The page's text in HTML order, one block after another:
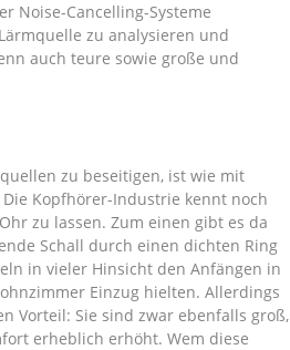
Noise-Cancelling-Systeme
zu analysieren und
auch teure sowie große und
zu beseitigen, ist wie mit
Kopfhörer-Industrie kennt noch
zu lassen. Zum einen gibt es da
Schall durch einen dichten Ring
in vieler Hinsicht den Anfängen in
Einzug hielten. Allerdings
Vorteil: Sie sind zwar ebenfalls groß,
erheblich erhöht. Wem diese